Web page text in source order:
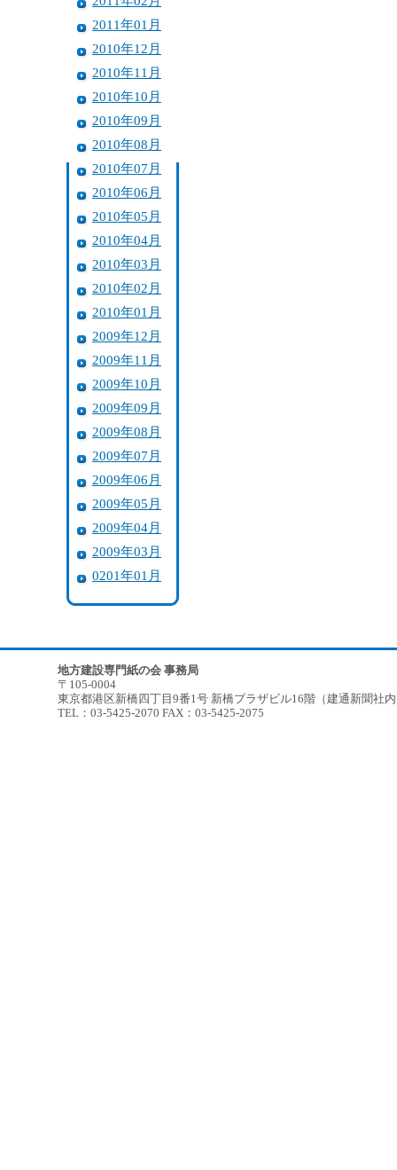
2011年01月
2010年12月
2010年11月
2010年10月
2010年09月
2010年08月
2010年07月
2010年06月
2010年05月
2010年04月
2010年03月
2010年02月
2010年01月
2009年12月
2009年11月
2009年10月
2009年09月
2009年08月
2009年07月
2009年06月
2009年05月
2009年04月
2009年03月
0201年01月
地方建設専門紙の会 事務局
〒105-0004
東京都港区新橋四丁目9番1号 新橋プラザビル16階（建通新聞社
TEL：03-5425-2070 FAX：03-5425-2075